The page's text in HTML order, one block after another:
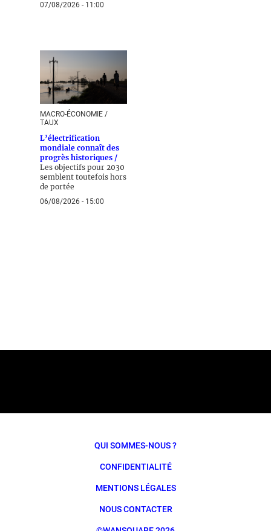
07/08/2026 - 11:00
MACRO-ÉCONOMIE /
TAUX
L’électrification
mondiale connaît des
progrès historiques /
Les objectifs pour 2030
semblent toutefois hors
de portée
06/08/2026 - 15:00
QUI SOMMES-NOUS ?
CONFIDENTIALITÉ
MENTIONS LÉGALES
NOUS CONTACTER